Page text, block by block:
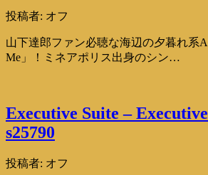
投稿者: オフ
山下達郎ファン必聴な海辺の夕暮れ系
Me」！ミネアポリス出身のシン…
Executive Suite –
s25790
投稿者: オフ